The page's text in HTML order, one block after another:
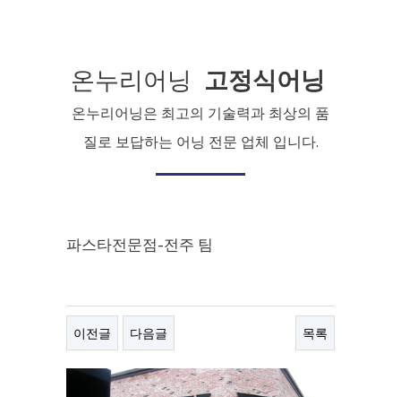
온누리어닝 고정식어닝
온누리어닝은 최고의 기술력과 최상의 품
질로 보답하는 어닝 전문 업체 입니다.
파스타전문점-전주 팀
이전글 다음글 목록